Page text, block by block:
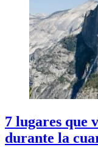
7 lugares que
durante la